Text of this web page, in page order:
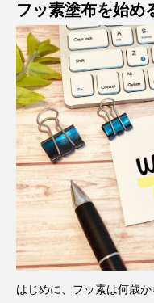
フッ素塗布を始め
はじめに、フッ素は何歳